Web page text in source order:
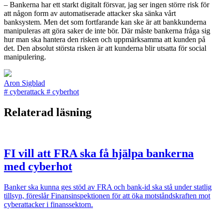
– Bankerna har ett starkt digitalt försvar, jag ser ingen större risk för
att någon form av automatiserade attacker ska sänka vårt
banksystem. Men det som fortfarande kan ske är att bankkunderna
manipuleras att göra saker de inte bör. Där måste bankerna fråga sig
hur man ska hantera den risken och uppmärksamma att kunden på
det. Den absolut största risken är att kunderna blir utsatta för social
manipulering.
Aron Sigblad
# cyberattack # cyberhot
Relaterad läsning
FI vill att FRA ska få hjälpa bankerna
med cyberhot
Banker ska kunna ges stöd av FRA och bank-id ska stå under statlig
tillsyn, föreslår Finansinspektionen för att öka motståndskraften mot
cyberattacker i finanssektorn.